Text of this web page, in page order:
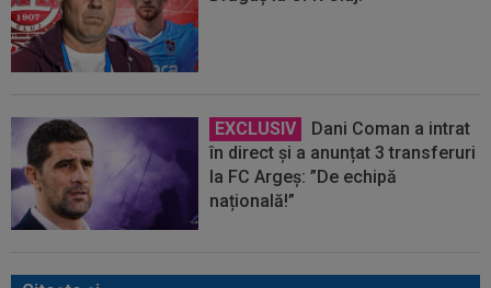
EXCLUSIV
Dani Coman a intrat
în direct și a anunțat 3 transferuri
la FC Argeș: ”De echipă
națională!”